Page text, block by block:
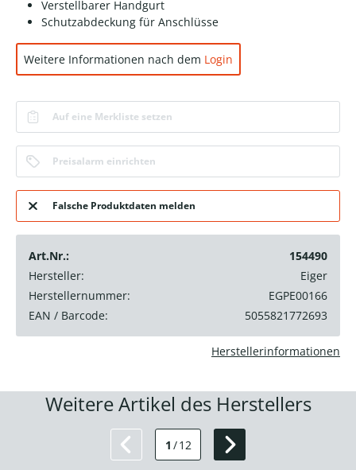
Verstellbarer Handgurt
Schutzabdeckung für Anschlüsse
Weitere Informationen nach dem Login
Auf eine Merkliste setzen
Preisalarm einrichten
Falsche Produktdaten melden
Art.Nr.:
154490
Hersteller:
Eiger
Herstellernummer:
EGPE00166
EAN / Barcode:
5055821772693
Herstellerinformationen
Weitere Artikel des Herstellers
1 /12